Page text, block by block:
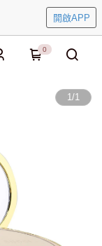
開啟APP
0
1/1